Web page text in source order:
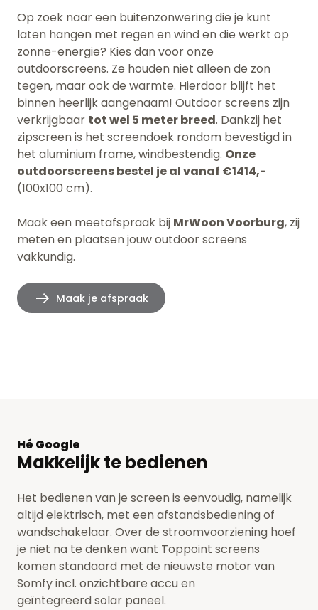
Op zoek naar een buitenzonwering die je kunt
laten hangen met regen en wind en die werkt op
zonne-energie? Kies dan voor onze
outdoorscreens. Ze houden niet alleen de zon
tegen, maar ook de warmte. Hierdoor blijft het
binnen heerlijk aangenaam! Outdoor screens zijn
verkrijgbaar tot wel 5 meter breed. Dankzij het
zipscreen is het screendoek rondom bevestigd in
het aluminium frame, windbestendig. Onze
outdoorscreens bestel je al vanaf €1414,-
(100x100 cm).
Maak een meetafspraak bij MrWoon Voorburg, zij
meten en plaatsen jouw outdoor screens
vakkundig.
Maak je afspraak
Hé Google
Makkelijk te bedienen
Het bedienen van je screen is eenvoudig, namelijk
altijd elektrisch, met een afstandsbediening of
wandschakelaar. Over de stroomvoorziening hoef
je niet na te denken want Toppoint screens
komen standaard met de nieuwste motor van
Somfy incl. onzichtbare accu en
geïntegreerd solar paneel.